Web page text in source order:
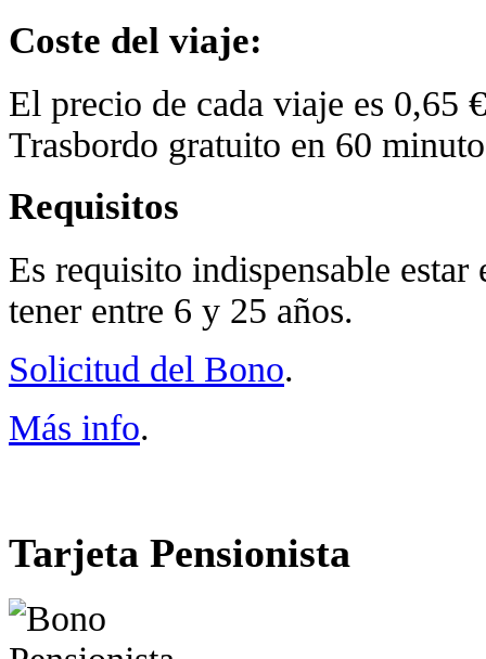
Coste del viaje:
El precio de cada viaje es 0,65
Trasbordo gratuito en 60
Requisitos
Es requisito indispensable
tener entre 6 y 25 años.
Solicitud del Bono.
Más info.
Tarjeta Pensionista